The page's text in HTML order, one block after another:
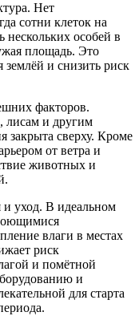
Нет
сотни клеток на
нескольких особей в
площадь. Это
землёй и снизить риск
факторов.
лисам и другим
закрыта сверху. Кроме
от ветра и
животных и
уход. В идеальном
влаги в местах
риск
и помётной
и
для старта